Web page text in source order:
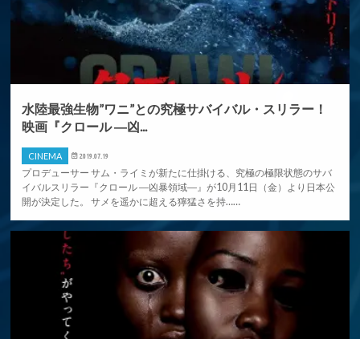
水陸最強生物”ワニ”との究極サバイバル・スリラー！
映画『クロール ―凶...
CINEMA 2019.07.19
プロデューサー サム・ライミが新たに仕掛ける、究極の極限状態のサバ
イバルスリラー『クロール ―凶暴領域―』が10月11日（金）より日本公
開が決定した。 サメを遥かに超える獰猛さを持……